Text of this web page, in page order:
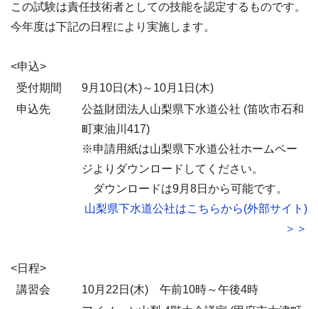
この試験は責任技術者としての技能を認定するものです。
今年度は下記の日程により実施します。
<申込>
受付期間
9月10日(木)～10月1日(木)
申込先
公益財団法人山梨県下水道公社 (笛吹市石和
町東油川417)
※申請用紙は山梨県下水道公社ホームペー
ジよりダウンロードしてください。
ダウンロードは9月8日から可能です。
山梨県下水道公社はこちらから(外部サイト)
＞＞
<日程>
講習会
10月22日(木) 午前10時～午後4時